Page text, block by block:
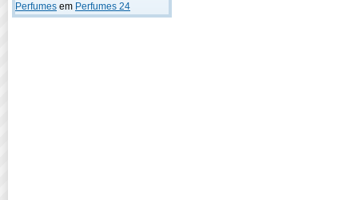
Perfumes em Perfumes 24